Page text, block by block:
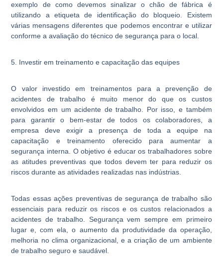
exemplo de como devemos sinalizar o chão de fábrica é
utilizando a etiqueta de identificação do bloqueio. Existem
várias mensagens diferentes que podemos encontrar e utilizar
conforme a avaliação do técnico de segurança para o local.
5. Investir em treinamento e capacitação das equipes
O valor investido em treinamentos para a prevenção de
acidentes de trabalho é muito menor do que os custos
envolvidos em um acidente de trabalho. Por isso, e também
para garantir o bem-estar de todos os colaboradores, a
empresa deve exigir a presença de toda a equipe na
capacitação e treinamento oferecido para aumentar a
segurança interna. O objetivo é educar os trabalhadores sobre
as atitudes preventivas que todos devem ter para reduzir os
riscos durante as atividades realizadas nas indústrias.
Todas essas ações preventivas de segurança de trabalho são
essenciais para reduzir os riscos e os custos relacionados a
acidentes de trabalho. Segurança vem sempre em primeiro
lugar e, com ela, o aumento da produtividade da operação,
melhoria no clima organizacional, e a criação de um ambiente
de trabalho seguro e saudável.